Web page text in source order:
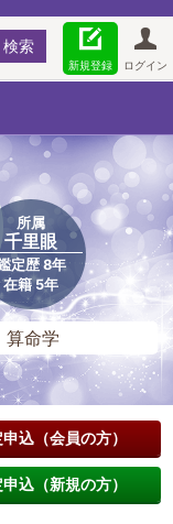
ログイン
新規登録
所属
千里眼
定歴 8年
在籍 5年
命学
込（会員の方）
込（新規の方）